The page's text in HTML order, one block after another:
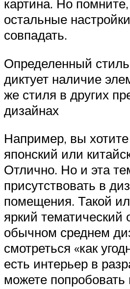
картина. Но
остальные
совпадать.
Определенный
диктует наличие
же стиля в других
дизайнах
Например, вы
японский или
Отлично. Но и эта
присутствовать в
помещения. Такой
яркий тематический
обычном среднем
смотреться «как
есть интерьер в
можете попробовать